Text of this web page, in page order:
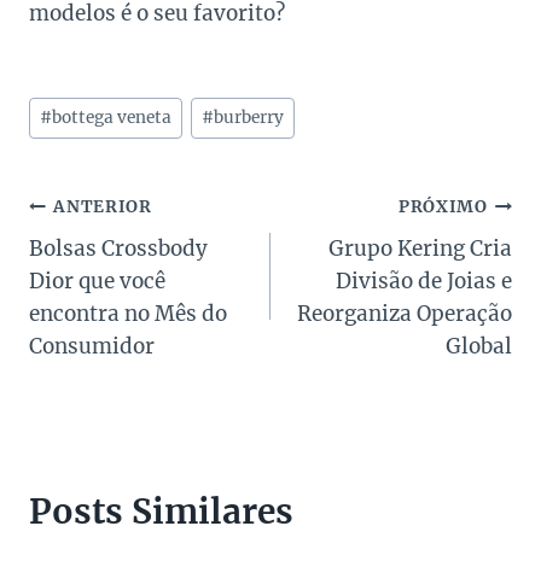
modelos é o seu favorito?
Tags
do
#bottega veneta #burberry
Navegação
de
Post
ANTERIOR
Bolsas Crossbody
Dior que você
encontra no Mês do
Consumidor
PRÓXIMO
Grupo Kering Cria
Divisão de Joias e
Reorganiza Operação
Global
Posts Similares